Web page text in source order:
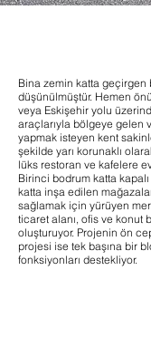
Bina zemin katta geçirgen
düşünülmüştür. Hemen
veya Eskişehir yolu
araçlarıyla bölgeye gelen
yapmak isteyen kent
şekilde yarı korunaklı
lüks restoran ve kafelere
Birinci bodrum katta
katta inşa edilen
sağlamak için yürüyen
ticaret alanı, ofis ve konut
oluşturuyor. Projenin ön
projesi ise tek başına bir
fonksiyonları destekliyor.